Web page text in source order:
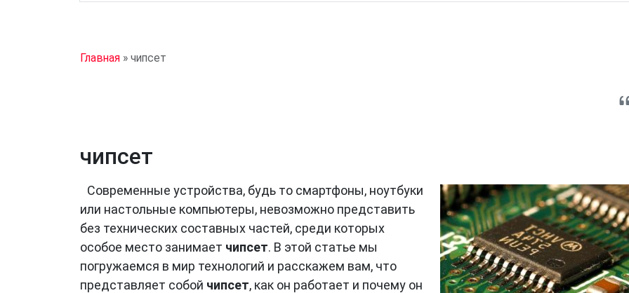
Главная » чипсет
чипсет
Современные устройства, будь то смартфоны, ноутбуки
или настольные компьютеры, невозможно представить
без технических составных частей, среди которых
особое место занимает чипсет. В этой статье мы
погружаемся в мир технологий и расскажем вам, что
представляет собой чипсет, как он работает и почему он